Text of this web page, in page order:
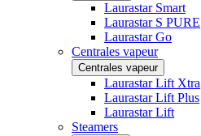
Laurastar Smart
Laurastar S PURE
Laurastar Go
Centrales vapeur
Centrales vapeur
Laurastar Lift Xtra
Laurastar Lift Plus
Laurastar Lift
Steamers